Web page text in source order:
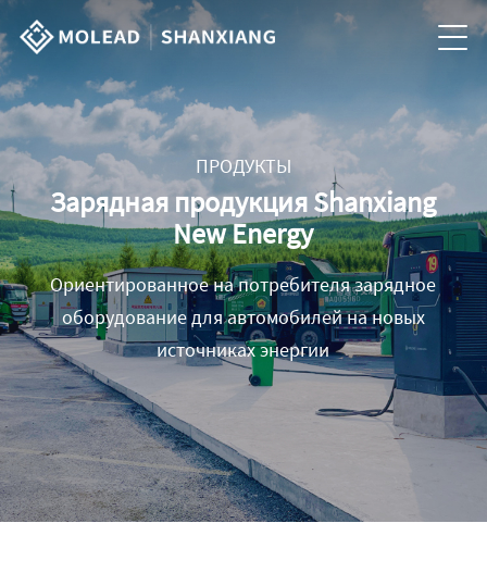
ПРОДУКТЫ
Зарядная продукция Shanxiang
New Energy
Ориентированное на потребителя зарядное
оборудование для автомобилей на новых
источниках энергии